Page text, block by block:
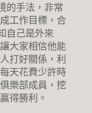
的手法，非常
工作目標，合
自己是外來
大家相信他能
打好關係，利
天花費少許時
樂部成員，挖
得勝利。